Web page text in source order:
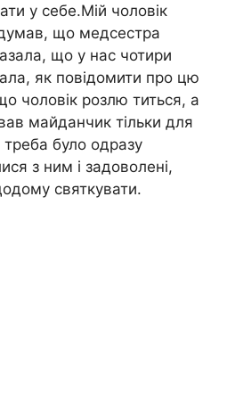
у себе.Мій чоловік
що медсестра
що у нас чотири
як повідомити про цю
чоловік розлю титься, а
майданчик тільки для
треба було одразу
з ним і задоволені,
святкувати.